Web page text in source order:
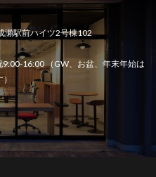
瀬駅前ハイツ2号棟102
16:00 （GW、お盆、年末年始は